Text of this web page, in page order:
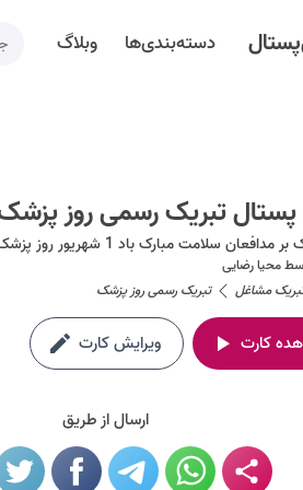
دسته‌بندی‌ها وبلاگ
پستال تبریک رسمی روز
سلامت مبارک باد 1 شهریور روز پزشک
محیا رضایی
مشاغل تبریک رسمی روز پزشک
کارت ویرایش کارت
ارسال از طریق